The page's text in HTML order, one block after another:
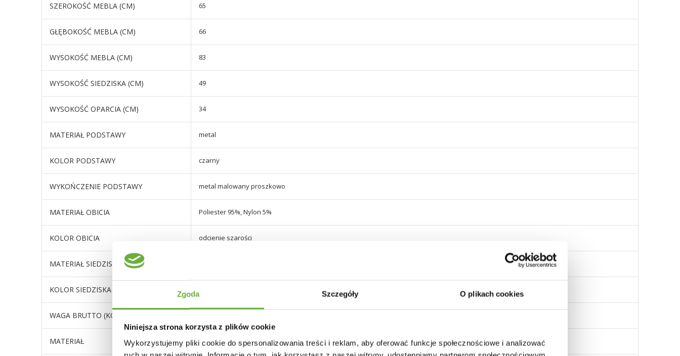
Zgoda Szczegóły O plikach cookies
Niniejsza strona korzysta z plików cookie
Wykorzystujemy pliki cookie do spersonalizowania treści i reklam, aby oferować funkcje społecznościowe i analizować
SZEROKOŚĆ MEBLA (CM) 65
GŁĘBOKOŚĆ MEBLA (CM) 66
WYSOKOŚĆ MEBLA (CM) 83
WYSOKOŚĆ SIEDZISKA (CM) 49
WYSOKOŚĆ OPARCIA (CM) 34
MATERIAŁ PODSTAWY metal
KOLOR PODSTAWY czarny
WYKOŃCZENIE PODSTAWY metal malowany proszkowo
MATERIAŁ OBICIA Poliester 95%, Nylon 5%
KOLOR OBICIA odcienie szarości
MATERIAŁ SIEDZISKA
KOLOR SIEDZISKA
WAGA BRUTTO (KG)
MATERIAŁ Plecione